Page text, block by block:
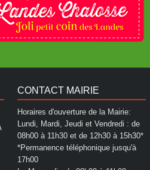
CONTACT MAIRIE
Horaires d'ouverture de la Mairie:
Lundi, Mardi, Jeudi et Vendredi : de
08h00 à 11h30 et de 12h30 à 15h30*
*Permanence téléphonique jusqu'à
17h00